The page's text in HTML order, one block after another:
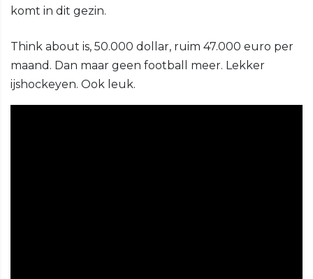
komt in dit gezin.
Think about is, 50.000 dollar, ruim 47.000 euro per
maand. Dan maar geen football meer. Lekker
ijshockeyen. Ook leuk.